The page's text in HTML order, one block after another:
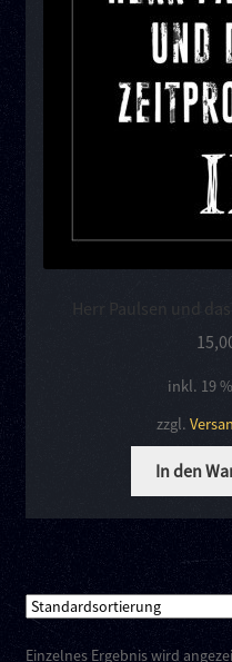
Herr Paulsen und
inkl. 19
zzgl.
In den
Einzelnes Ergebnis wird